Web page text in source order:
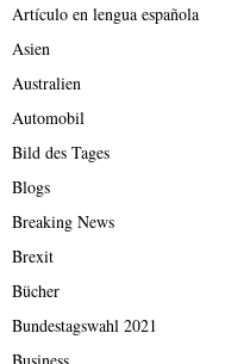
Artículo en lengua española
Asien
Australien
Automobil
Bild des Tages
Blogs
Breaking News
Brexit
Bücher
Bundestagswahl 2021